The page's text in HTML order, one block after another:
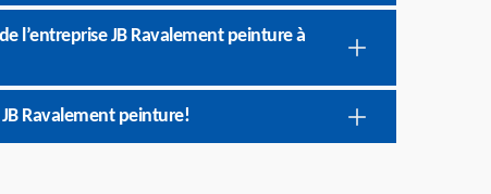
l’entreprise JB Ravalement peinture à
Ravalement peinture!